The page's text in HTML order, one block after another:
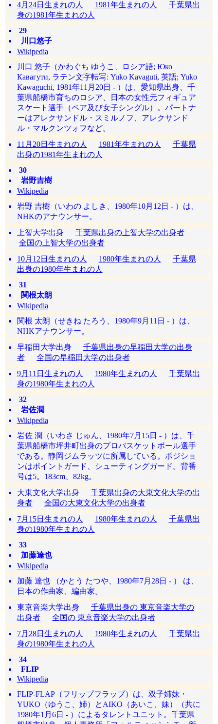
4月24日生まれの人
1981年生まれの人
千葉県出
身の1981年生まれの人
29
川口悠子
Wikipedia
川口 悠子（かわぐち ゆうこ、ロシア語; Юко
Кавагути, ラテン文字転写: Yuko Kavaguti, 英語; Yuko
Kawaguchi, 1981年11月20日 - ）は、愛知県出身、千
葉県船橋市育ちのロシア、日本の女性元フィギュア
スケート選手（ペア及び女子シングル）。パートナ
ーはアレクサンドル・スミルノフ、アレクサンド
ル・マルクンツォフなど。
11月20日生まれの人
1981年生まれの人
千葉県
出身の1981年生まれの人
30
岩野吉樹
Wikipedia
岩野 吉樹（いわの よしき、1980年10月12日 - ）は、
NHKのアナウンサー。
上智大学出身 千葉県出身の上智大学の出身者
全国の上智大学の出身者
10月12日生まれの人
1980年生まれの人
千葉県
出身の1980年生まれの人
31
関根太朗
Wikipedia
関根 太朗（せきね たろう、1980年9月11日 - ）は、
NHKアナウンサー。
早稲田大学出身 千葉県出身の早稲田大学の出身
者
全国の早稲田大学の出身者
9月11日生まれの人
1980年生まれの人
千葉県出
身の1980年生まれの人
32
岩佐潤
Wikipedia
岩佐 潤（いわさ じゅん、1980年7月15日 - ）は、千
葉県船橋市坪井町出身のプロバスケットボール選手
である。静岡ジムラッツに所属している。ポジショ
ンはポイントガード、シューティングガード。背番
号は5。183cm、82kg。
大東文化大学出身 千葉県出身の大東文化大学の出
身者
全国の大東文化大学の出身者
7月15日生まれの人
1980年生まれの人
千葉県出
身の1980年生まれの人
33
加藤達也
Wikipedia
加藤 達也 （かとう たつや、1980年7月28日 - ） は、
日本の作曲家、編曲家。
東京音楽大学出身 千葉県出身の 東京音楽大学の
出身者
全国の 東京音楽大学の出身者
7月28日生まれの人
1980年生まれの人
千葉県出
身の1980年生まれの人
34
FLIP
Wikipedia
FLIP-FLAP（フリップフラップ）は、双子姉妹・
YUKO（ゆうこ、姉）とAIKO（あいこ、妹）（共に
1980年1月6日 - ）によるタレントユニット。千葉県